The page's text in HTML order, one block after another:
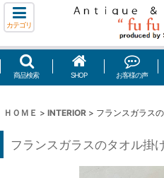
カテゴリ
商品検索 SHOP お客様の声
ＨＯＭＥ > INTERIOR > フランスガラス
フランスガラスのタオル掛